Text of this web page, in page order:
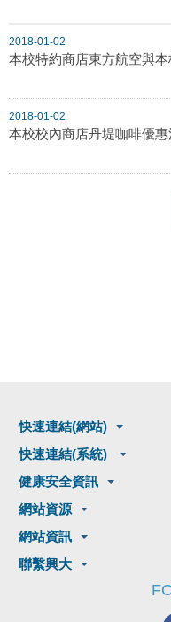
2018-01-02
本校特約商店東方航空與
2018-01-02
本校校內商店丹堤咖啡優
快速連結(網站)
快速連結(系統)
健康安全資訊
網站資源
網站資訊
聯繫興大